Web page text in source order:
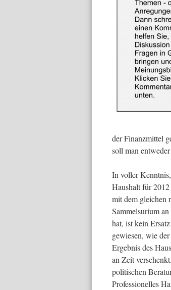
der Finanzmittel
soll man
In voller
Haushalt für 2012
mit dem gleichen
Sammelsurium
hat, ist kein
gewiesen, wie
Ergebnis des
an Zeit
politischen
Professionelles